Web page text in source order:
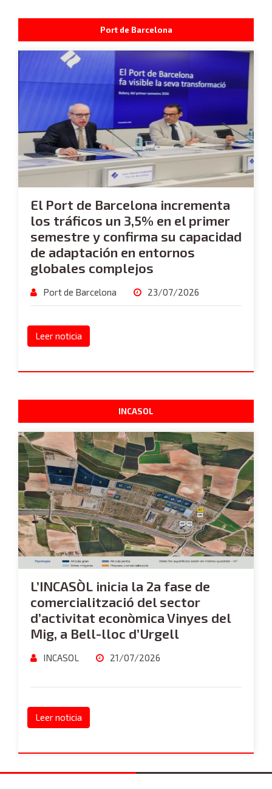
Port de Barcelona
El Port de Barcelona incrementa
los tráficos un 3,5% en el primer
semestre y confirma su capacidad
de adaptación en entornos
globales complejos
Port de Barcelona 23/07/2026
Leer noticia
INCASOL
L’INCASÒL inicia la 2a fase de
comercialització del sector
d’activitat econòmica Vinyes del
Mig, a Bell-lloc d’Urgell
INCASOL 21/07/2026
Leer noticia